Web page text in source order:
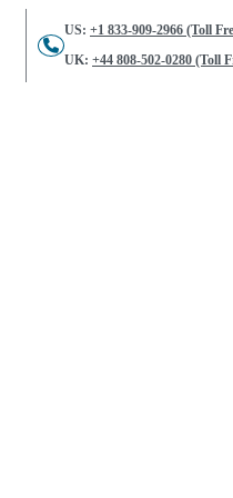
US: +1 833-909-2966 (Toll
UK: +44 808-502-0280 (Toll